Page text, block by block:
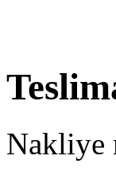
Nakliye